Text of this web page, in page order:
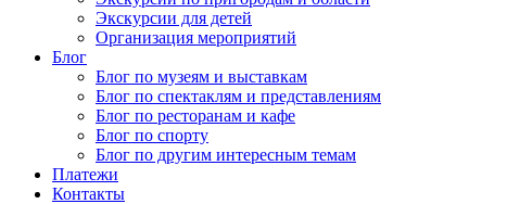
Экскурсии для детей
Организация мероприятий
Блог
Блог по музеям и выставкам
Блог по спектаклям и представлениям
Блог по ресторанам и кафе
Блог по спорту
Блог по другим интересным темам
Платежи
Контакты